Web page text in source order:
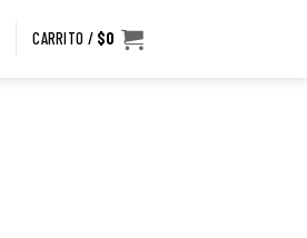
CARRITO / $0